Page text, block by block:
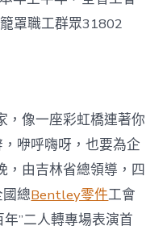
罩職工群眾31802
，像一座彩虹橋連著你
咿呼嗨呀，也要為企
，由吉林省總領導，四
總Bentley零件工會
”二人轉專場表演首